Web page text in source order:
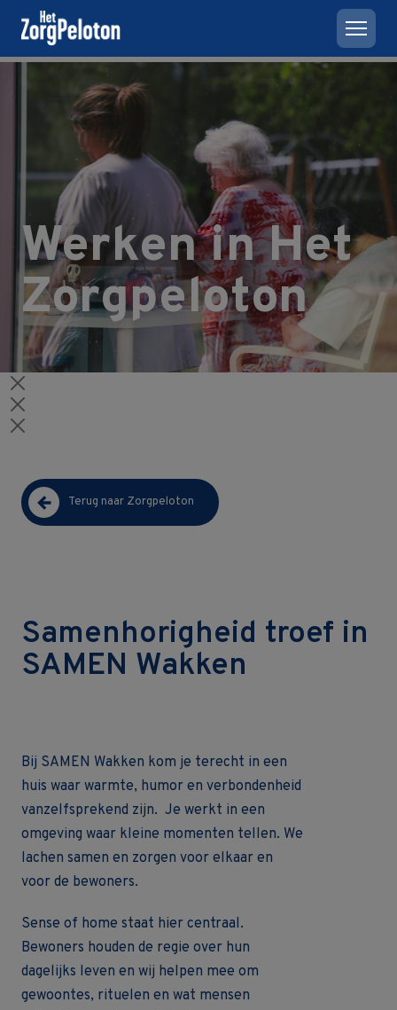
Werken in Het
Zorgpeloton
Terug naar Zorgpeloton
Samenhorigheid troef in
SAMEN Wakken
Bij SAMEN Wakken kom je terecht in een
huis waar warmte, humor en verbondenheid
vanzelfsprekend zijn. Je werkt in een
omgeving waar kleine momenten tellen. We
lachen samen en zorgen voor elkaar en
voor de bewoners.
Sense of home staat hier centraal.
Bewoners houden de regie over hun
dagelijks leven en wij helpen mee om
gewoontes, rituelen en wat mensen